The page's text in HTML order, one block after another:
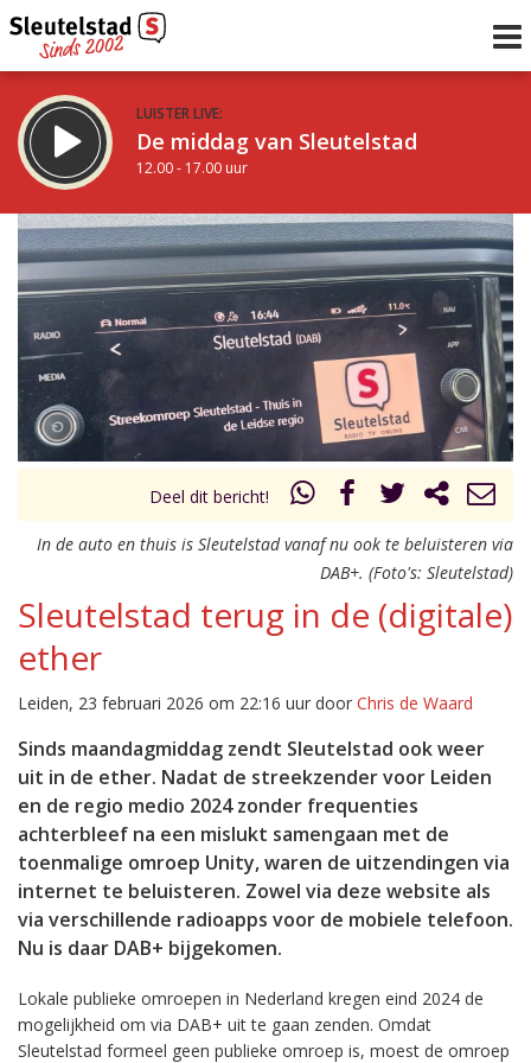
LUISTER LIVE:
De middag van Sleutelstad
12.00 - 17.00 uur
STRAKS:
Sleutelstad 30
17.00 - 19.00 uur
Vorig uur
uur 1 van 0 Volgend uur
Deel dit bericht!
In de auto en thuis is Sleutelstad vanaf nu ook te beluisteren via
DAB+. (Foto's: Sleutelstad)
Sleutelstad terug in de (digitale)
ether
Leiden, 23 februari 2026 om 22:16 uur door Chris de Waard
Sinds maandagmiddag zendt Sleutelstad ook weer
uit in de ether. Nadat de streekzender voor Leiden
en de regio medio 2024 zonder frequenties
achterbleef na een mislukt samengaan met de
toenmalige omroep Unity, waren de uitzendingen via
internet te beluisteren. Zowel via deze website als
via verschillende radioapps voor de mobiele telefoon.
Nu is daar DAB+ bijgekomen.
Lokale publieke omroepen in Nederland kregen eind 2024 de
mogelijkheid om via DAB+ uit te gaan zenden. Omdat
Sleutelstad formeel geen publieke omroep is, moest de omroep